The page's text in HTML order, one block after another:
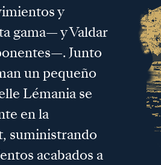
y
gama— y Valdar
Junto
un pequeño
Lémania se
en la
suministrando
acabados a